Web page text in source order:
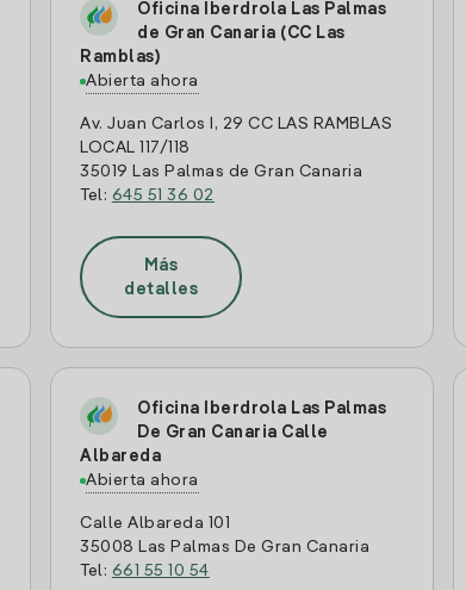
Oficina Iberdrola Las Palmas
de Gran Canaria (CC Las
Ramblas)
Abierta ahora
Av. Juan Carlos I, 29 CC LAS RAMBLAS
LOCAL 117/118
35019 Las Palmas de Gran Canaria
Tel: 645 51 36 02
Más
detalles
Oficina Iberdrola Las Palmas
De Gran Canaria Calle
Albareda
Abierta ahora
Calle Albareda 101
35008 Las Palmas De Gran Canaria
Tel: 661 55 10 54